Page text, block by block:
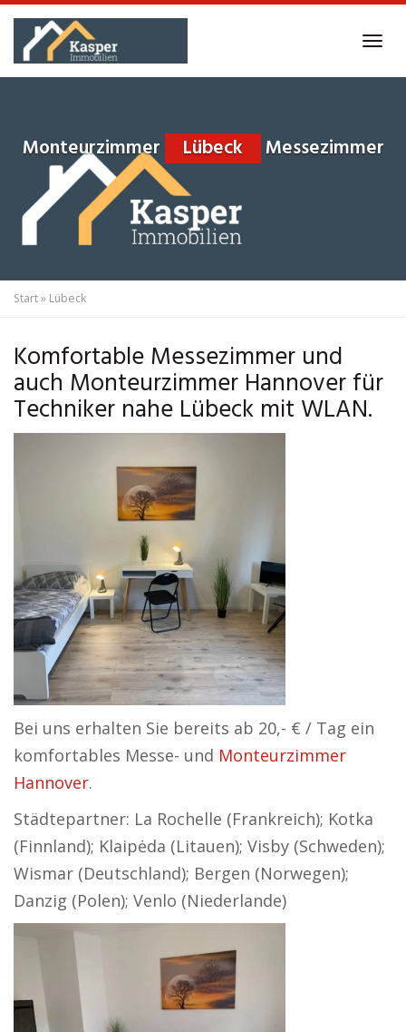
Skip
main
Monteurzimmer Lübeck Messezimmer
Start» Lübeck
Komfortable Messezimmer und
auch Monteurzimmer Hannover für
Techniker nahe Lübeck mit WLAN.
Bei uns erhalten Sie bereits ab 20,- € / Tag ein
komfortables Messe- und Monteurzimmer
Hannover.
Städtepartner: La Rochelle (Frankreich); Kotka
(Finnland); Klaipėda (Litauen); Visby (Schweden);
Wismar (Deutschland); Bergen (Norwegen);
Danzig (Polen); Venlo (Niederlande)